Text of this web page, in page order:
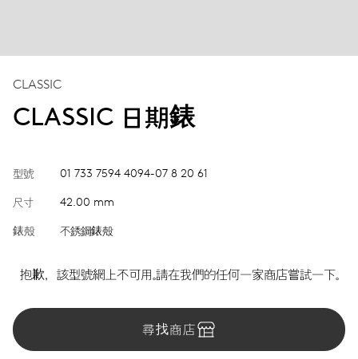
CLASSIC
CLASSIC 日期錶
型號 01 733 7594 4094-07 8 20 61
尺寸 42.00 mm
錶殼 不銹鋼錶殼
抱歉，該型號網上不可用。請在我們的任何一家商店嘗試一下。
尋找商店